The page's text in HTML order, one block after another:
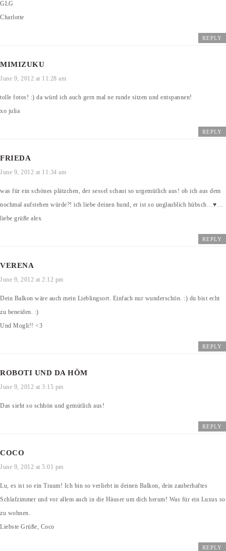
GLG
Charlotte
REPLY
MIMIZUKU
June 9, 2012 at 11:28 am
tolle fotos! :) da würd ich auch gern mal ne runde sitzen und entspannen!
xo julia
REPLY
FRIEDA
June 9, 2012 at 11:34 am
was für ein schönes plätzchen, der sessel schaut so urgemütlich aus! ob ich aus dem
nochmal aufstehen würde?! ich liebe deinen hund, er ist so unglaublich hübsch…♥…
liebe grüße alex
REPLY
VERENA
June 9, 2012 at 2:12 pm
Dein Balkon wäre auch mein Lieblingsort. Einfach nur wunderschön. :) du bist echt
zu beneiden. :)
Und Mogli!! <3
REPLY
ROBOTI UND DA HÖM
June 9, 2012 at 3:15 pm
Das sieht so schhön und gemütlich aus!
REPLY
COCO
June 9, 2012 at 5:01 pm
Lu, es ist so ein Traum! Ich bin so verliebt in deinen Balkon, dein zauberhaftes
Schlafzimmer und vor allem auch in die Häuser um dich herum! Was für ein Luxus so
zu wohnen.
Liebste Grüße, Coco
REPLY